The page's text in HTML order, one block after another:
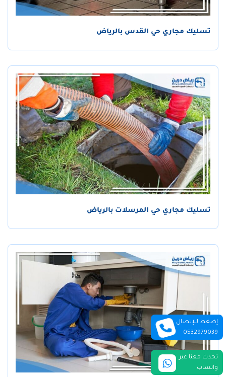
تسليك مجاري حي القدس بالرياض
تسليك مجاري حي المرسلات بالرياض
إضغط للإتصال
0532979039
تحدث معنا عبر
واتساب